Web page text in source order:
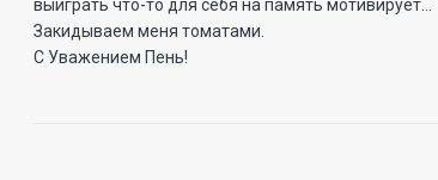
выиграть что-то для себя на память мотивирует...
Закидываем меня томатами.
С Уважением Пень!